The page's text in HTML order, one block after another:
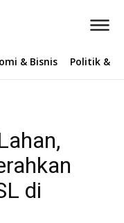
& Bisnis Politik &
di